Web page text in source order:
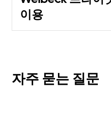
이용
자주 묻는 질문